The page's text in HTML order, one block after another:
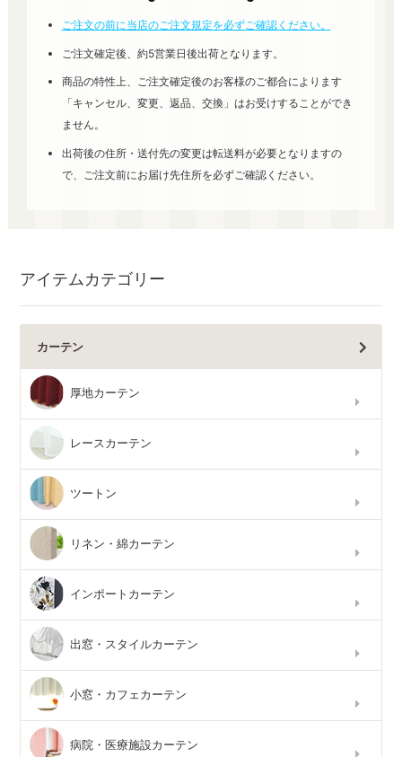
ご注文の前に当店のご注文規定を必ずご確認ください。
ご注文確定後、約5営業日後出荷となります。
商品の特性上、ご注文確定後のお客様のご都合によります
「キャンセル、変更、返品、交換」はお受けすることができ
ません。
出荷後の住所・送付先の変更は転送料が必要となりますの
で、ご注文前にお届け先住所を必ずご確認ください。
アイテムカテゴリー
カーテン
厚地カーテン
レースカーテン
ツートン
リネン・綿カーテン
インポートカーテン
出窓・スタイルカーテン
小窓・カフェカーテン
病院・医療施設カーテン